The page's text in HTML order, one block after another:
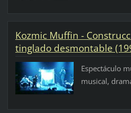
Kozmic Muffin -
tinglado desmontable
Espectáculo
musical,